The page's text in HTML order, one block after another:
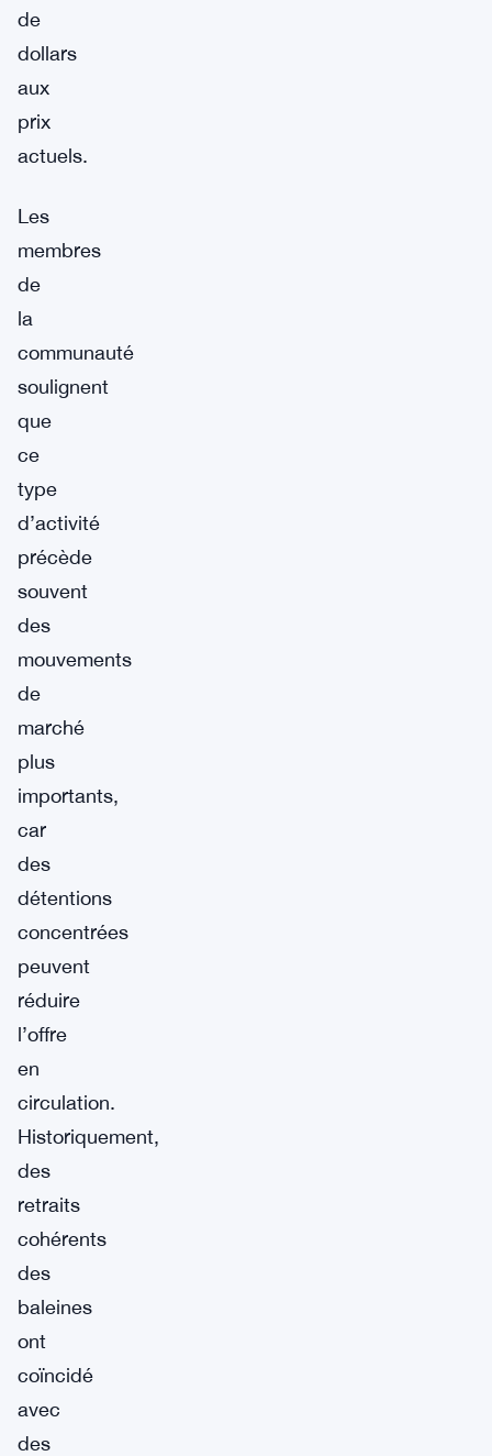
de
dollars
aux
prix
actuels.
Les
membres
de
la
communauté
soulignent
que
ce
type
d’activité
précède
souvent
des
mouvements
de
marché
plus
importants,
car
des
détentions
concentrées
peuvent
réduire
l’offre
en
circulation.
Historiquement,
des
retraits
cohérents
des
baleines
ont
coïncidé
avec
des